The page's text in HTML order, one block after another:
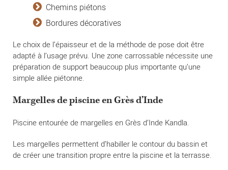
Chemins piétons
Bordures décoratives
Le choix de l’épaisseur et de la méthode de pose doit être
adapté à l’usage prévu. Une zone carrossable nécessite une
préparation de support beaucoup plus importante qu’une
simple allée piétonne.
Margelles de piscine en Grès d’Inde
Piscine entourée de margelles en Grès d’Inde Kandla.
Les margelles permettent d’habiller le contour du bassin et
de créer une transition propre entre la piscine et la terrasse.